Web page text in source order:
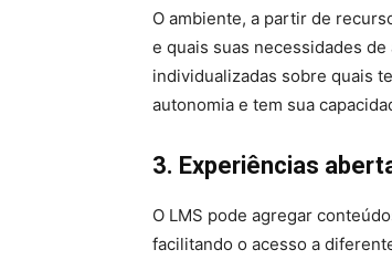
O ambiente, a partir de
e quais suas necessidades
individualizadas sobre quais
autonomia e tem sua
3. Experiências
O LMS pode agregar
facilitando o acesso a